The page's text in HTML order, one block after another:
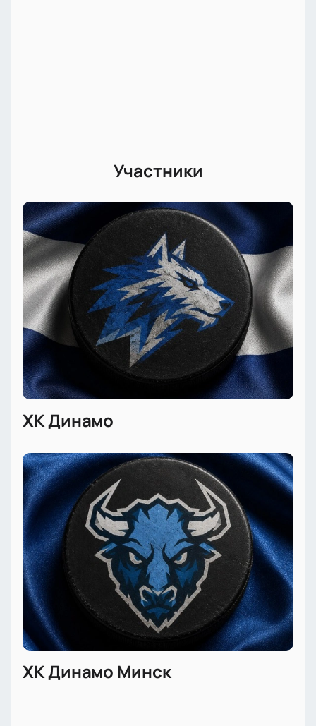
Участники
ХК Динамо
ХК Динамо Минск